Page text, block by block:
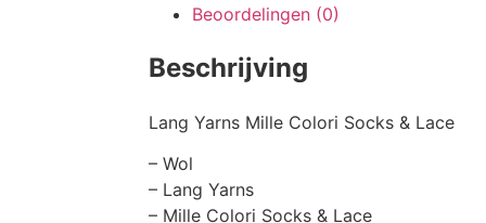
Beoordelingen (0)
Beschrijving
Lang Yarns Mille Colori Socks & Lace
– Wol
– Lang Yarns
– Mille Colori Socks & Lace